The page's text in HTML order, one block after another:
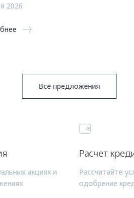
2026
Все предложения
акциях и
Расчет
Рассчитайте
одобрение